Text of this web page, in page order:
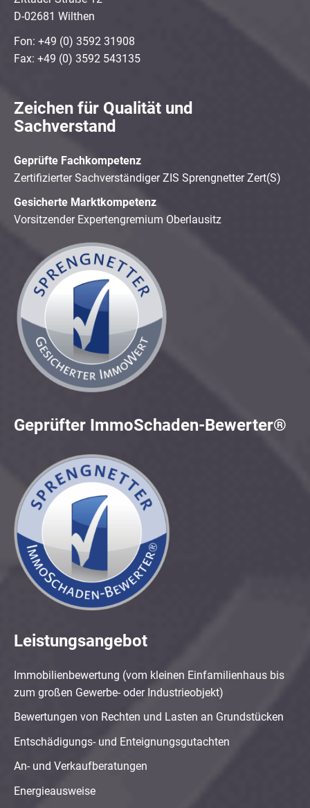
D-02681 Wilthen
Fon: +49 (0) 3592 31908
Fax: +49 (0) 3592 543135
Zeichen für Qualität und
Sachverstand
Geprüfte Fachkompetenz
Zertifizierter Sachverständiger ZIS Sprengnetter Zert(S)
Gesicherte Marktkompetenz
Vorsitzender Expertengremium Oberlausitz
Geprüfter ImmoSchaden-Bewerter®
Leistungsangebot
Immobilienbewertung (vom kleinen Einfamilienhaus bis
zum großen Gewerbe- oder Industrieobjekt)
Bewertungen von Rechten und Lasten an Grundstücken
Entschädigungs- und Enteignungsgutachten
An- und Verkaufberatungen
Energieausweise